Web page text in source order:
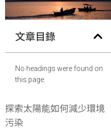
文章目錄
No headings were found on
this page.
探索太陽能如何減少環境
污染